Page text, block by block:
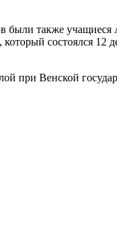
также учащиеся
состоялся 12
Венской